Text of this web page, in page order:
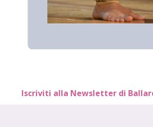
Iscriviti alla Newsletter di